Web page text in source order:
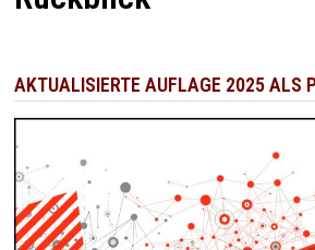
AKTUALISIERTE AUFLAGE 2025 ALS